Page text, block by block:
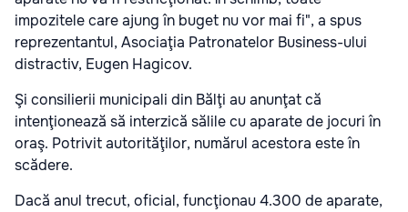
impozitele care ajung în buget nu vor mai fi", a spus
reprezentantul, Asociaţia Patronatelor Business-ului
distractiv, Eugen Hagicov.
Şi consilierii municipali din Bălţi au anunţat că
intenţionează să interzică sălile cu aparate de jocuri în
oraş. Potrivit autorităţilor, numărul acestora este în
scădere.
Dacă anul trecut, oficial, funcţionau 4.300 de aparate,